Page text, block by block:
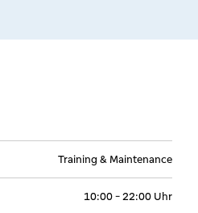
Training & Maintenance
10:00 - 22:00 Uhr